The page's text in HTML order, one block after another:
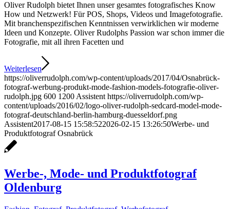
Oliver Rudolph bietet Ihnen unser gesamtes fotografisches Know
How und Netzwerk! Für POS, Shops, Videos und Imagefotografie.
Mit branchenspezifischen Kenntnissen verwirklichen wir moderne
Ideen und Konzepte. Oliver Rudolphs Passion war schon immer die
Fotografie, mit all ihren Facetten und
Weiterlesen
https://oliverrudolph.com/wp-content/uploads/2017/04/Osnabrück-
fotograf-werbung-produkt-mode-fashion-models-fotografie-oliver-
rudolph.jpg 600 1200 Assistent https://oliverrudolph.com/wp-
content/uploads/2016/02/logo-oliver-rudolph-sedcard-model-mode-
fotograf-deutschland-berlin-hamburg-duesseldorf.png
Assistent2017-08-15 15:58:522026-02-15 13:26:50Werbe- und
Produktfotograf Osnabrück
Werbe-, Mode- und Produktfotograf
Oldenburg